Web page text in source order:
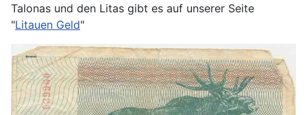
Talonas und den Litas gibt es auf unserer Seite
"Litauen Geld"